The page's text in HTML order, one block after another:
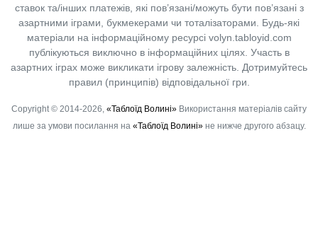
ставок та/інших платежів, які пов’язані/можуть бути пов’язані з
азартними іграми, букмекерами чи тоталізаторами. Будь-які
матеріали на інформаційному ресурсі volyn.tabloyid.com
публікуються виключно в інформаційних цілях. Участь в
азартних іграх може викликати ігрову залежність. Дотримуйтесь
правил (принципів) відповідальної гри.
Copyright © 2014-2026, «Таблоїд Волині» Використання матеріалів сайту
лише за умови посилання на «Таблоїд Волині»не нижче другого абзацу.